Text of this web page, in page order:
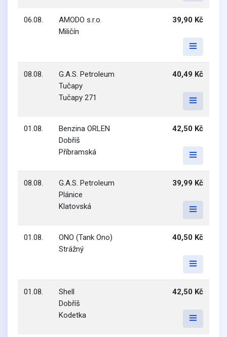
06.08.
AMODO s.r.o.
Miličín
39,90 Kč
08.08.
G.A.S. Petroleum
Tučapy
Tučapy 271
40,49 Kč
01.08.
Benzina ORLEN
Dobříš
Příbramská
42,50 Kč
08.08.
G.A.S. Petroleum
Plánice
Klatovská
39,99 Kč
01.08.
ONO (Tank Ono)
Strážný
40,50 Kč
01.08.
Shell
Dobříš
Kodetka
42,50 Kč